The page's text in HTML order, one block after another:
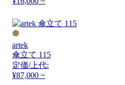
artek
傘立て 115
定価/上代:
¥87,000 ~